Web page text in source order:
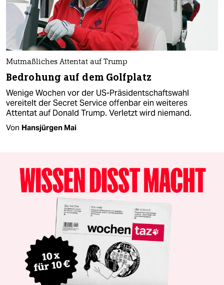
Mutmaßliches Attentat auf Trump
Bedrohung auf dem Golfplatz
Wenige Wochen vor der US-Präsidentschaftswahl
vereitelt der Secret Service offenbar ein weiteres
Attentat auf Donald Trump. Verletzt wird niemand.
Von Hansjürgen Mai